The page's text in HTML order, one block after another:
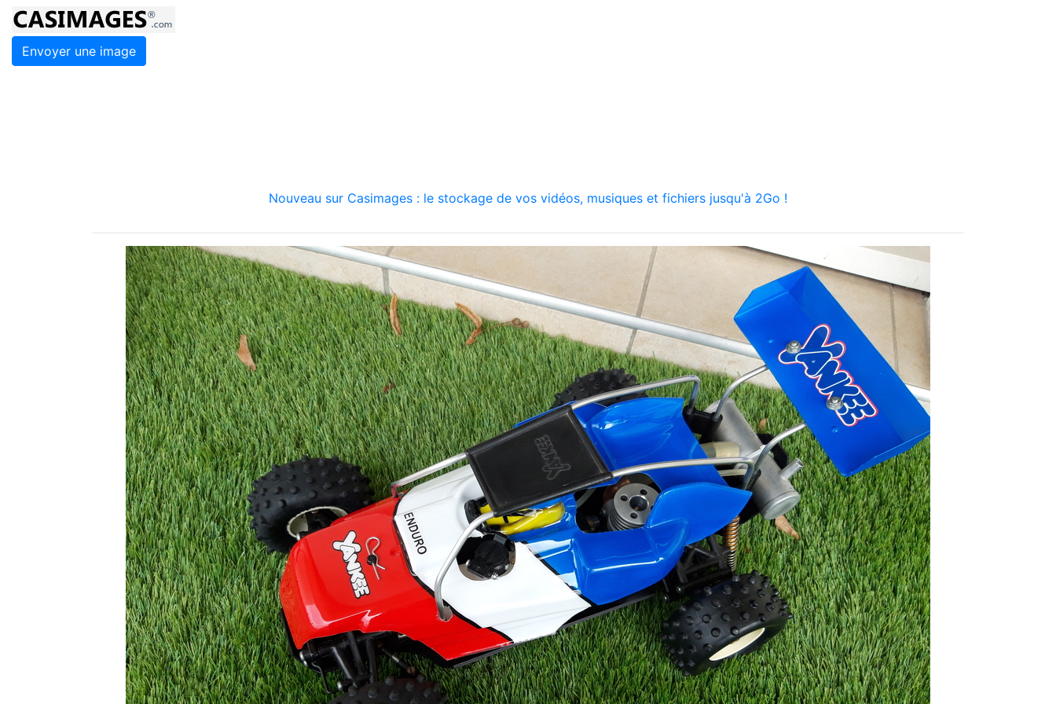
Envoyer une image
Nouveau sur Casimages : le stockage de vos vidéos, musiques et fichiers jusqu'à 2Go !